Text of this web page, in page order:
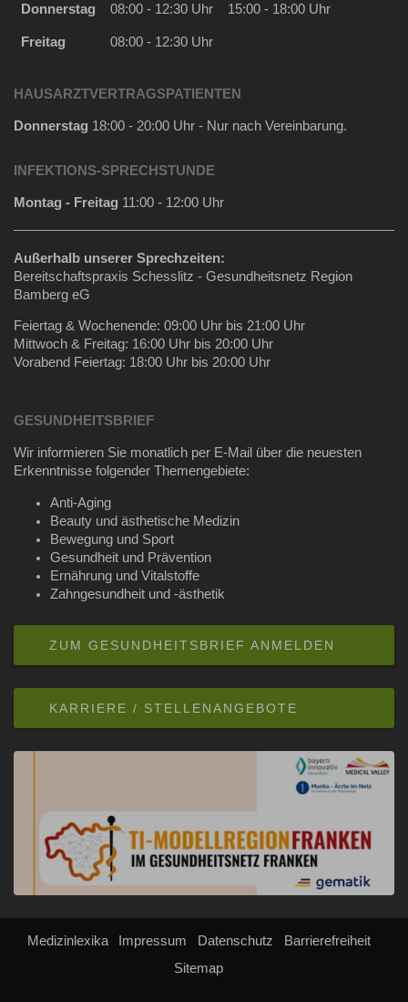
Donnerstag 08:00 - 12:30 Uhr 15:00 - 18:00 Uhr
Freitag 08:00 - 12:30 Uhr
HAUSARZTVERTRAGSPATIENTEN
Donnerstag 18:00 - 20:00 Uhr - Nur nach Vereinbarung.
INFEKTIONS-SPRECHSTUNDE
Montag - Freitag 11:00 - 12:00 Uhr
Außerhalb unserer Sprechzeiten:
Bereitschaftspraxis Schesslitz - Gesundheitsnetz Region
Bamberg eG
Feiertag & Wochenende: 09:00 Uhr bis 21:00 Uhr
Mittwoch & Freitag: 16:00 Uhr bis 20:00 Uhr
Vorabend Feiertag: 18:00 Uhr bis 20:00 Uhr
GESUNDHEITSBRIEF
Wir informieren Sie monatlich per E-Mail über die neuesten
Erkenntnisse folgender Themengebiete:
Anti-Aging
Beauty und ästhetische Medizin
Bewegung und Sport
Gesundheit und Prävention
Ernährung und Vitalstoffe
Zahngesundheit und -ästhetik
ZUM GESUNDHEITSBRIEF ANMELDEN
KARRIERE / STELLENANGEBOTE
Medizinlexika Impressum Datenschutz
Barrierefreiheit
Sitemap